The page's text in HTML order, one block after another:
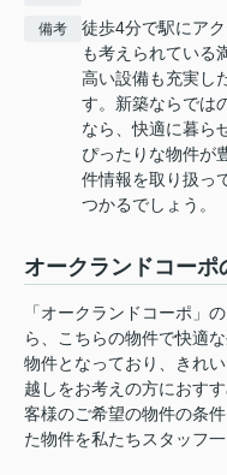
備考
徒歩4分で駅にア
も考えられている
高い設備も充実し
す。新築ならでは
なら、快適に暮ら
ぴったりな物件が
件情報を取り扱っ
つかるでしょう。
オークランドコー
「オークランドコーポ」
ら、こちらの物件で快適
物件となっており、きれ
越しをお考えの方におす
客様のご希望の物件の条
た物件を私たちスタッフ